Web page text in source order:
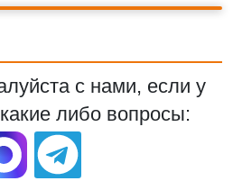
с нами, если у
либо вопросы: